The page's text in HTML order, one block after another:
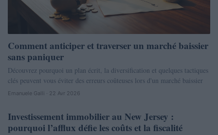
Comment anticiper et traverser un marché baissier
sans paniquer
Découvrez pourquoi un plan écrit, la diversification et quelques tactiques
clés peuvent vous éviter des erreurs coûteuses lors d'un marché baissier
Emanuele Galli · 22 Avr 2026
NEWS
Investissement immobilier au New Jersey :
pourquoi l’afflux défie les coûts et la fiscalité